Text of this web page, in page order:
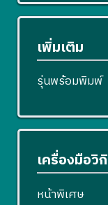
เพิ่มเติม
รุ่นพร้อมพิมพ์
เครื่องมือวิกิ
หน้าพิเศษ